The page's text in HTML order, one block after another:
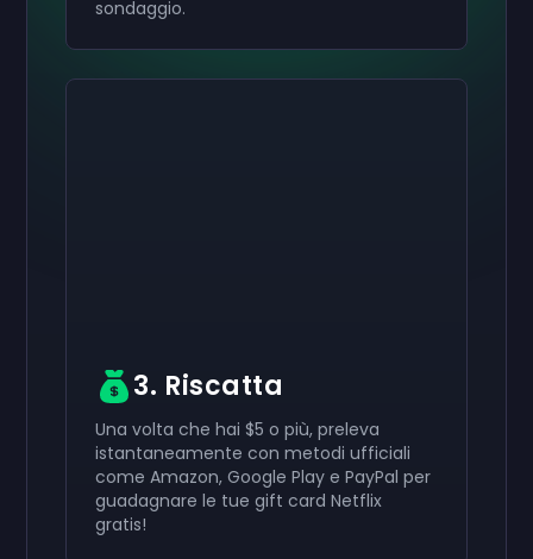
sondaggio.
3. Riscatta
Una volta che hai $5 o più, preleva
istantaneamente con metodi ufficiali
come Amazon, Google Play e PayPal per
guadagnare le tue gift card Netflix
gratis!